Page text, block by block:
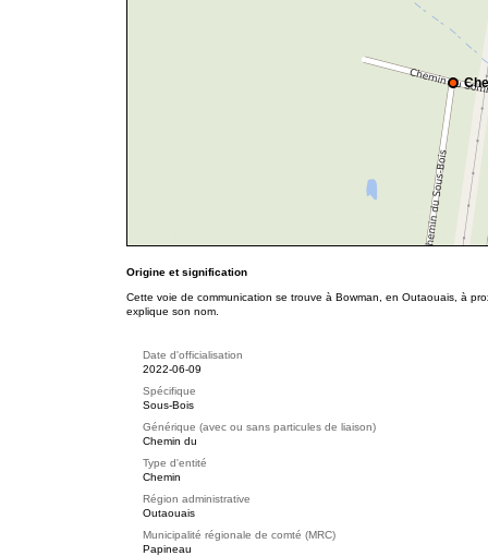
Origine et signification
Cette voie de communication se trouve à Bowman, en Outaouais, à
explique son nom.
Date d'officialisation
2022-06-09
Spécifique
Sous-Bois
Générique (avec ou sans particules de liaison)
Chemin du
Type d'entité
Chemin
Région administrative
Outaouais
Municipalité régionale de comté (MRC)
Papineau